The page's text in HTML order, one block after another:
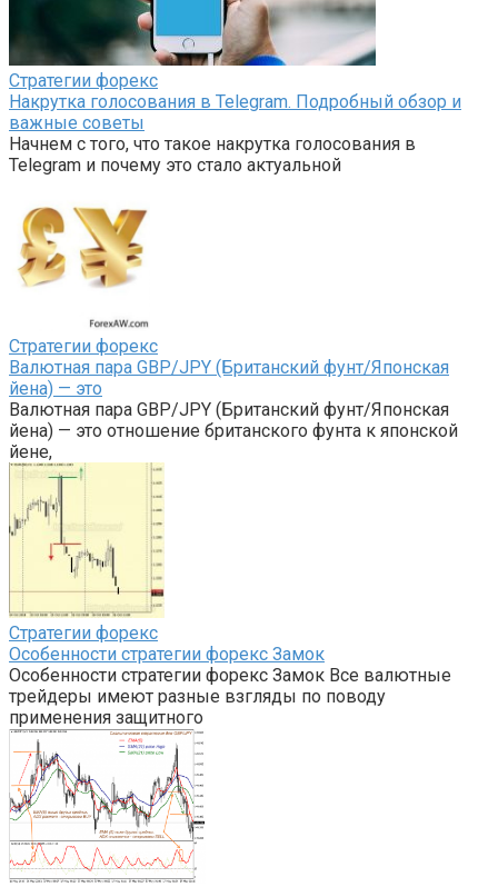
Стратегии форекс
Накрутка голосования в Telegram. Подробный обзор и
важные советы
Начнем с того, что такое накрутка голосования в
Telegram и почему это стало актуальной
Стратегии форекс
Валютная пара GBP/JPY (Британский фунт/Японская
йена) — это
Валютная пара GBP/JPY (Британский фунт/Японская
йена) — это отношение британского фунта к японской
йене,
Стратегии форекс
Особенности стратегии форекс Замок
Особенности стратегии форекс Замок Все валютные
трейдеры имеют разные взгляды по поводу
применения защитного